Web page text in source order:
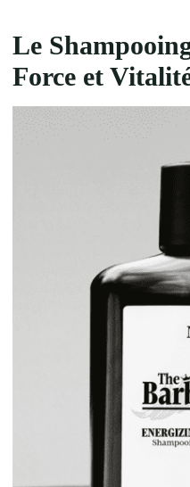
Le
Force et